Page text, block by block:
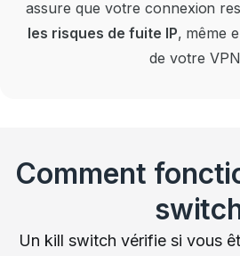
assure que votre connexion
les risques de fuite IP, même
de votre
Comment
Un kill switch vérifie si vous